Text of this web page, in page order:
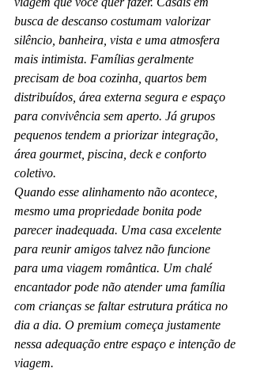
busca de descanso costumam valorizar
silêncio, banheira, vista e uma atmosfera
mais intimista. Famílias geralmente
precisam de boa cozinha, quartos bem
distribuídos, área externa segura e espaço
para convivência sem aperto. Já grupos
pequenos tendem a priorizar integração,
área gourmet, piscina, deck e conforto
coletivo.
Quando esse alinhamento não acontece,
mesmo uma propriedade bonita pode
parecer inadequada. Uma casa excelente
para reunir amigos talvez não funcione
para uma viagem romântica. Um chalé
encantador pode não atender uma família
com crianças se faltar estrutura prática no
dia a dia. O premium começa justamente
nessa adequação entre espaço e intenção de
viagem.